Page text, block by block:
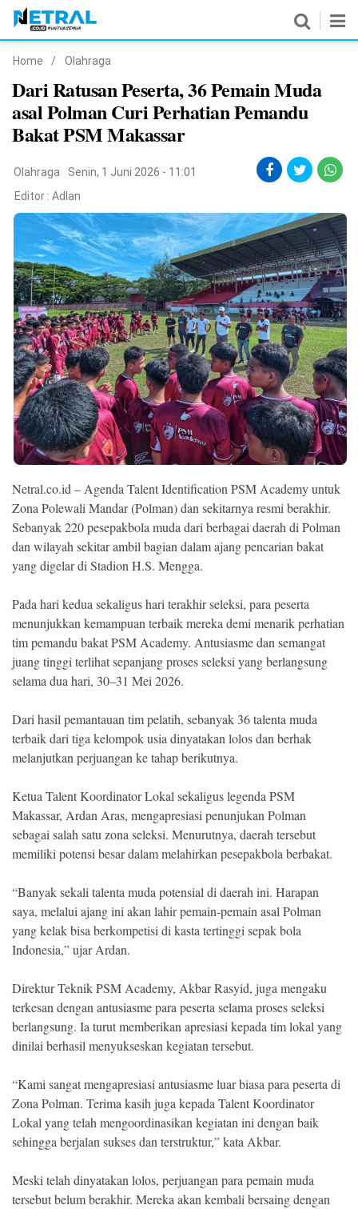
Nasional
Pemerintahan
Politik
Hukrim
Pendidikan
Peristiwa
Olahraga
Ekonomi
Memori
©
Copyright
2026
NETRAL
.
All
Right
Reserved
Home / Olahraga
Dari Ratusan Peserta, 36 Pemain Muda
asal Polman Curi Perhatian Pemandu
Bakat PSM Makassar
Olahraga
Senin, 1 Juni 2026 - 11:01
Editor : Adlan
Netral.co.id – Agenda Talent Identification PSM Academy untuk
Zona Polewali Mandar (Polman) dan sekitarnya resmi berakhir.
Sebanyak 220 pesepakbola muda dari berbagai daerah di Polman
dan wilayah sekitar ambil bagian dalam ajang pencarian bakat
yang digelar di Stadion H.S. Mengga.
Pada hari kedua sekaligus hari terakhir seleksi, para peserta
menunjukkan kemampuan terbaik mereka demi menarik perhatian
tim pemandu bakat PSM Academy. Antusiasme dan semangat
juang tinggi terlihat sepanjang proses seleksi yang berlangsung
selama dua hari, 30–31 Mei 2026.
Dari hasil pemantauan tim pelatih, sebanyak 36 talenta muda
terbaik dari tiga kelompok usia dinyatakan lolos dan berhak
melanjutkan perjuangan ke tahap berikutnya.
Ketua Talent Koordinator Lokal sekaligus legenda PSM
Makassar, Ardan Aras, mengapresiasi penunjukan Polman
sebagai salah satu zona seleksi. Menurutnya, daerah tersebut
memiliki potensi besar dalam melahirkan pesepakbola berbakat.
“Banyak sekali talenta muda potensial di daerah ini. Harapan
saya, melalui ajang ini akan lahir pemain-pemain asal Polman
yang kelak bisa berkompetisi di kasta tertinggi sepak bola
Indonesia,” ujar Ardan.
Direktur Teknik PSM Academy, Akbar Rasyid, juga mengaku
terkesan dengan antusiasme para peserta selama proses seleksi
berlangsung. Ia turut memberikan apresiasi kepada tim lokal yang
dinilai berhasil menyukseskan kegiatan tersebut.
“Kami sangat mengapresiasi antusiasme luar biasa para peserta di
Zona Polman. Terima kasih juga kepada Talent Koordinator
Lokal yang telah mengoordinasikan kegiatan ini dengan baik
sehingga berjalan sukses dan terstruktur,” kata Akbar.
Meski telah dinyatakan lolos, perjuangan para pemain muda
tersebut belum berakhir. Mereka akan kembali bersaing dengan